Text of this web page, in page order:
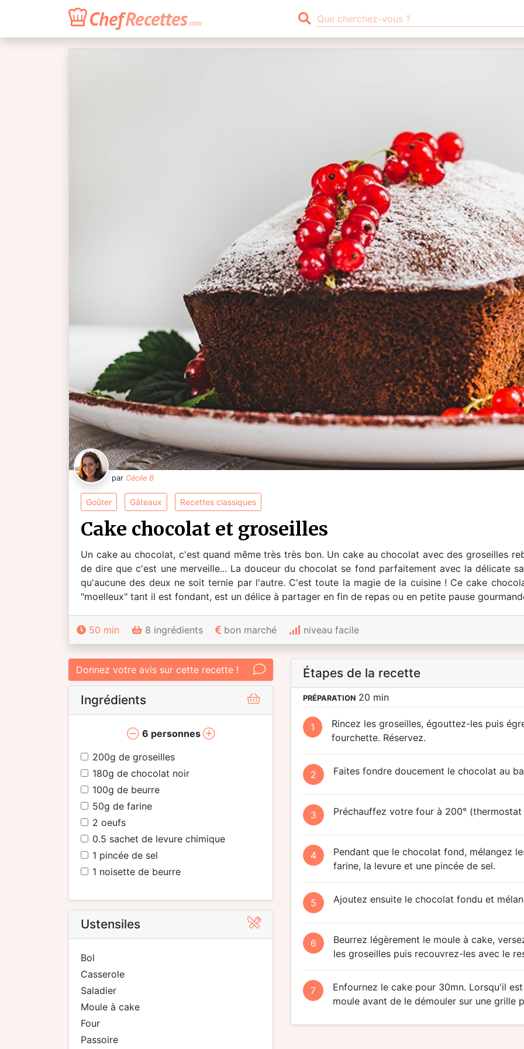
ChefRecettes.com
par Cécile B
goûter gâteaux recettes classiques
cake chocolat et groseilles
Un cake au chocolat, c'est quand même très très bon. Un cake au chocolat avec des groseilles
de dire que c'est une merveille... La douceur du chocolat se fond parfaitement avec la délicate
qu'aucune des deux ne soit ternie par l'autre. C'est toute la magie de la cuisine ! Ce cake
"moelleux" tant il est fondant, est un délice à partager en fin de repas ou en petite pause
50 min 8 ingrédients bon marché niveau facile
Donnez votre avis sur cette recette !
Ingrédients
6 personnes
200g de groseilles
180g de chocolat noir
100g de beurre
50g de farine
2 oeufs
0.5 sachet de levure chimique
1 pincée de sel
1 noisette de beurre
Ustensiles
bol
casserole
saladier
moule à cake
four
passoire
Étapes de la recette
PRÉPARATION 20 min
1
Rincez les groseilles, égouttez-les puis
fourchette. Réservez.
2 Faites fondre doucement le chocolat au
3 Préchauffez votre four à 200°
4
Pendant que le chocolat fond, mélangez
farine, la levure et une pincée de sel.
5 Ajoutez ensuite le chocolat fondu et
6
Beurrez légèrement le moule à cake,
les groseilles puis recouvrez-les avec le
7
Enfournez le cake pour 30mn. Lorsqu'il
moule avant de le démouler sur une grille